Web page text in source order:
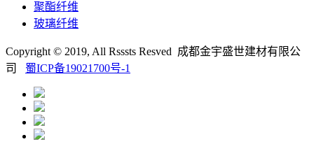
聚酯纤维
玻璃纤维
Copyright © 2019, All Rsssts Resved 成都金宇盛世建材有限公
司 蜀ICP备19021700号-1